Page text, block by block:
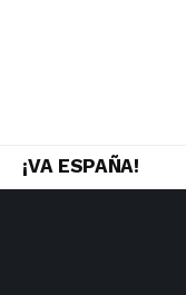
¡VA ESPAÑA!